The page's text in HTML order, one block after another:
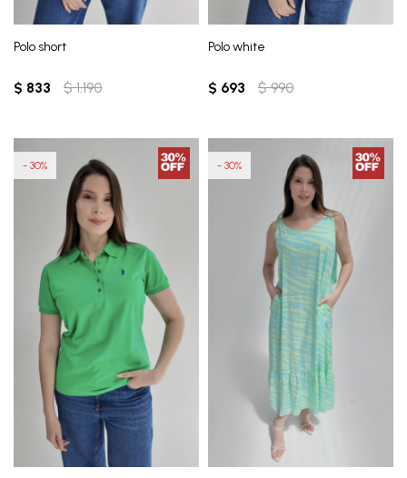
Polo short
$ 833 $ 1.190
Polo white
$ 693 $ 990
30 30